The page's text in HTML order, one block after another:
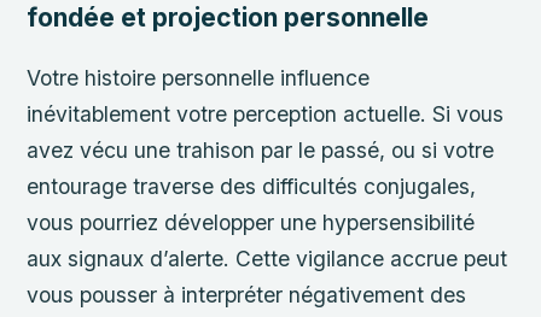
fondée et projection personnelle
Votre histoire personnelle influence
inévitablement votre perception actuelle. Si vous
avez vécu une trahison par le passé, ou si votre
entourage traverse des difficultés conjugales,
vous pourriez développer une hypersensibilité
aux signaux d’alerte. Cette vigilance accrue peut
vous pousser à interpréter négativement des